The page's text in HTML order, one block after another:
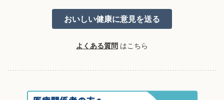
よくある質問 はこちら